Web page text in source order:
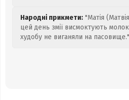
Народні прикмети: "Матія
цей день змії висмоктують
худобу не виганяли на пасовище."